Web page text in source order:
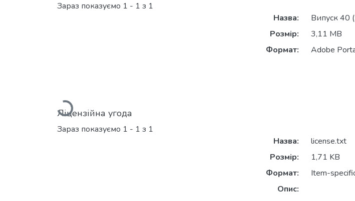
Зараз показуємо 1 - 1 з 1
Вантажиться...
Назва:
Випуск 40
Розмір:
3,11 MB
Формат:
Adobe
Ліцензійна угода
Зараз показуємо 1 - 1 з 1
Назва:
license.txt
Розмір:
1,71 KB
Формат:
Item-
Опис: